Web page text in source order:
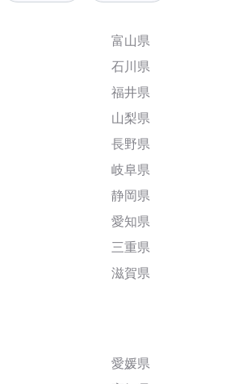
富山県
石川県
福井県
山梨県
長野県
岐阜県
静岡県
愛知県
三重県
滋賀県
愛媛県